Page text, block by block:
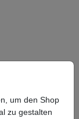
um den Shop
zu gestalten